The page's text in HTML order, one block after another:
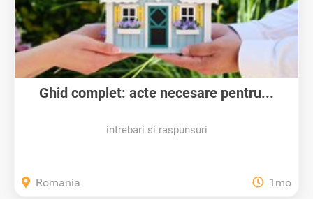
Ghid complet: acte necesare pentru...
intrebari si raspunsuri
Romania 1mo